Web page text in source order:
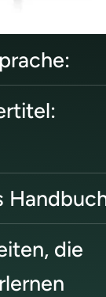
die